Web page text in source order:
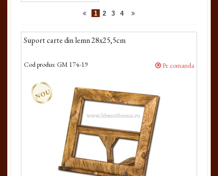
1 2 3 4
Suport carte din lemn 28x25,5cm
Cod produs: GM 174-19 Pe comanda
NOU